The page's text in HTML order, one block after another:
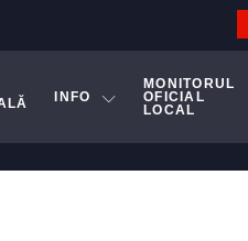
INFO
MONITORUL
OFICIAL
LOCAL